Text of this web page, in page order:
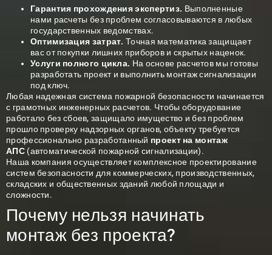
Гарантия прохождения экспертиз. Выполненные
нами расчеты без проблем согласовываются в любых
государственных ведомствах.
Оптимизация затрат. Точная математика защищает
вас от покупки лишних приборов и скрытых наценок.
Услуги полного цикла. На основе расчетов мы готовы
разработать проект и выполнить монтаж сигнализации
под ключ.
Любая надежная система пожарной безопасности начинается
с грамотных инженерных расчетов. Чтобы оборудование
работало без сбоев, защищало имущество и без проблем
прошло проверку надзорных органов, объекту требуется
профессионально разработанный проект на монтаж
АПС(автоматической пожарной сигнализации).
Наша компания осуществляет комплексное проектирование
систем безопасности для коммерческих, производственных,
складских и общественных зданий любой площади и
сложности.
Почему нельзя начинать
монтаж без проекта?